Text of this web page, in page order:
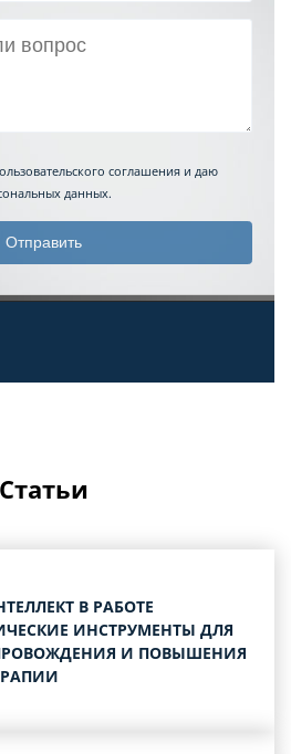
соглашения и даю
данных.
Статьи
В РАБОТЕ
ИНСТРУМЕНТЫ ДЛЯ
И ПОВЫШЕНИЯ